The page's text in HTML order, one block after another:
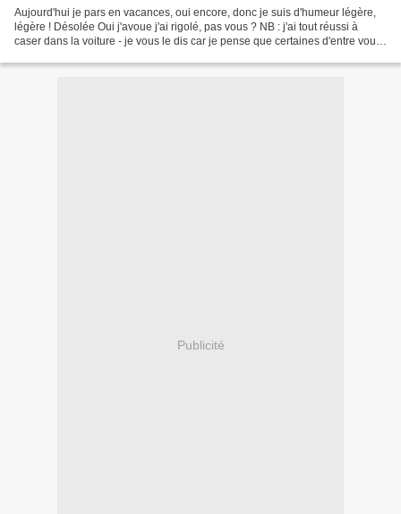
Aujourd'hui je pars en vacances, oui encore, donc je suis d'humeur légère,
légère ! Désolée Oui j'avoue j'ai rigolé, pas vous ? NB : j'ai tout réussi à
caser dans la voiture - je vous le dis car je pense que certaines d'entre vous
Publicité